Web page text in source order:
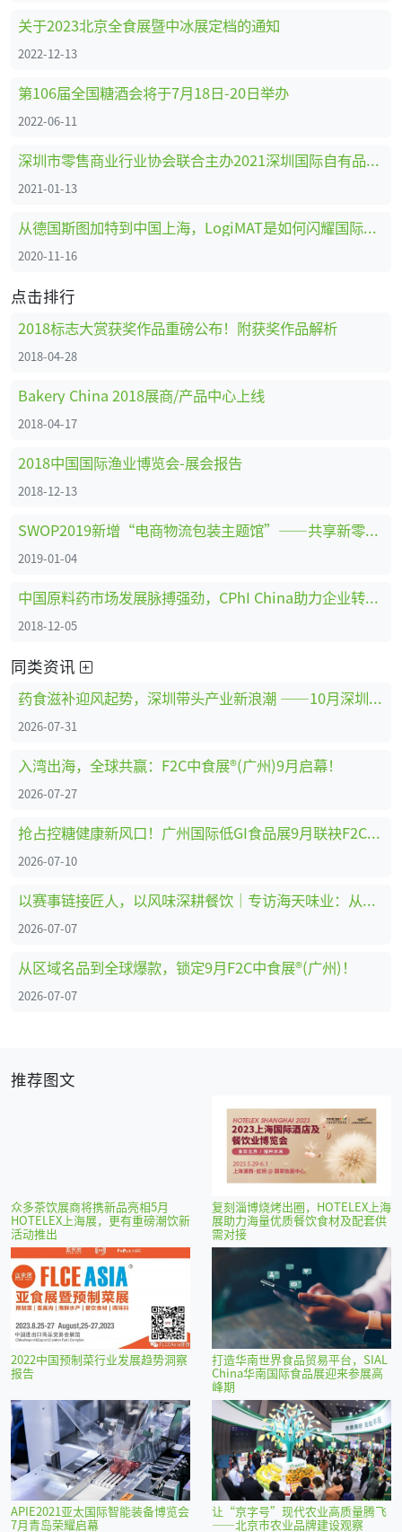
关于2023北京全食展暨中冰展定档的通知
2022-12-13
第106届全国糖酒会将于7月18日-20日举办
2022-06-11
深圳市零售商业行业协会联合主办2021深圳国际自有品牌展
2021-01-13
从德国斯图加特到中国上海，LogiMAT是如何闪耀国际舞台的
2020-11-16
点击排行
2018标志大赏获奖作品重磅公布！附获奖作品解析
2018-04-28
Bakery China 2018展商/产品中心上线
2018-04-17
2018中国国际渔业博览会-展会报告
2018-12-13
SWOP2019新增“电商物流包装主题馆”——共享新零售时代商机
2019-01-04
中国原料药市场发展脉搏强劲，CPhI China助力企业转型创新、全面升级 ！
2018-12-05
同类资讯
药食滋补迎风起势，深圳带头产业新浪潮 ——10月深圳HNC健康营养展药食滋补展区亮点抢先看
2026-07-31
入湾出海，全球共赢：F2C中食展®(广州)9月启幕！
2026-07-27
抢占控糖健康新风口！广州国际低GI食品展9月联袂F2C中食展®(广州)重磅启幕
2026-07-10
以赛事链接匠人，以风味深耕餐饮｜专访海天味业：从调味供应商到中餐行业共建者
2026-07-07
从区域名品到全球爆款，锁定9月F2C中食展®(广州)！
2026-07-07
推荐图文
众多茶饮展商将携新品亮相5月
HOTELEX上海展，更有重磅潮饮新
活动推出
复刻淄博烧烤出圈，HOTELEX上海
展助力海量优质餐饮食材及配套供
需对接
2022中国预制菜行业发展趋势洞察
报告
打造华南世界食品贸易平台，SIAL
China华南国际食品展迎来参展高
峰期
APIE2021亚太国际智能装备博览会
7月青岛荣耀启幕
让“京字号”现代农业高质量腾飞
——北京市农业品牌建设观察